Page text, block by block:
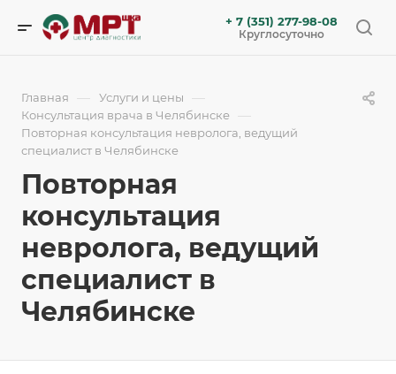
+ 7 (351) 277-98-08
Круглосуточно
Главная — Услуги и цены —
Консультация врача в Челябинске —
Повторная консультация невролога, ведущий
специалист в Челябинске
Повторная
консультация
невролога, ведущий
специалист в
Челябинске